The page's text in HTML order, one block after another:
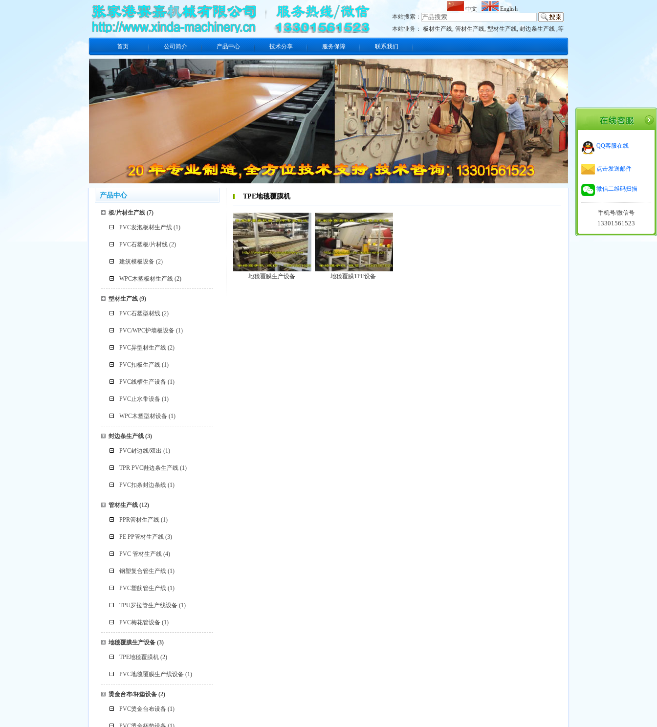
中文
English
本站搜索：
本站业务： 板材生产线, 管材生产线, 型材生产线, 封边条生产线 ,等
首页 公司简介 产品中心 技术分享 服务保障 联系我们
TPE地毯覆膜机
地毯覆膜生产设备 地毯覆膜TPE设备
产品中心
板/片材生产线(7)
PVC发泡板材生产线 (1)
PVC石塑板/片材线 (2)
建筑模板设备 (2)
WPC木塑板材生产线 (2)
型材生产线(9)
PVC石塑型材线 (2)
PVC/WPC护墙板设备 (1)
PVC异型材生产线 (2)
PVC扣板生产线 (1)
PVC线槽生产设备 (1)
PVC止水带设备 (1)
WPC木塑型材设备 (1)
封边条生产线(3)
PVC封边线/双出 (1)
TPR PVC鞋边条生产线 (1)
PVC扣条封边条线 (1)
管材生产线(12)
PPR管材生产线 (1)
PE PP管材生产线 (3)
PVC 管材生产线 (4)
钢塑复合管生产线 (1)
PVC塑筋管生产线 (1)
TPU罗拉管生产线设备 (1)
PVC梅花管设备 (1)
地毯覆膜生产设备(3)
TPE地毯覆膜机 (2)
PVC地毯覆膜生产线设备 (1)
烫金台布/杯垫设备(2)
PVC烫金台布设备 (1)
QQ客服在线
点击发送邮件
微信二维码扫描
手机号/微信号
13301561523